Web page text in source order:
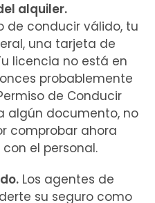
alquiler.
de conducir válido, tu
una tarjeta de
licencia no está en
probablemente
de Conducir
algún documento, no
comprobar ahora
el personal.
Los agentes de
su seguro como